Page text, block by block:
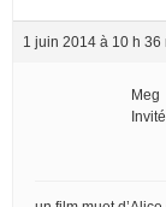
1 juin 2014 à 10 h 36
Meg
Invité